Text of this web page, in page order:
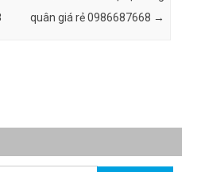
quân giá rẻ 0986687668 →